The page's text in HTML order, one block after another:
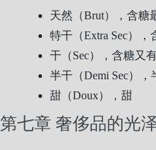
天然（Brut），含糖
特干（Extra Sec）
干（Sec），含糖又
半干（Demi Sec），
甜（Doux），甜
第七章 奢侈品的光